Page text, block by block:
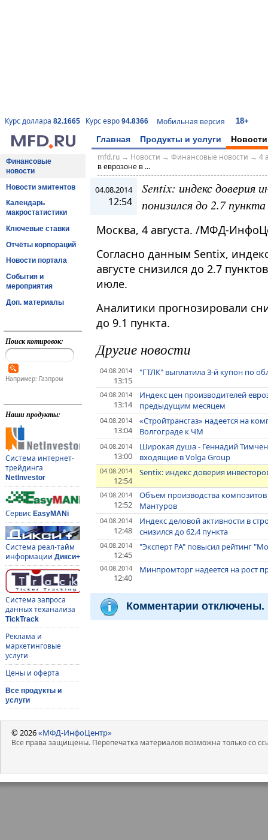
Курс доллара 82.1665 Курс евро 94.8366 Мобильная версия 18+
Главная Продукты и услуги Новости
Финансовые
новости
Новости эмитентов
Календарь
макростатистики
Ключевые ставки
Отчёты корпораций
Новости портала
События и
мероприятия
Доп. материалы
Поиск котировок:
Например: Газпром
Наши продукты:
Система интернет-
трейдинга
NetInvestor
Сервис EasyMANi
Система реал-тайм
информации Дикси+
Система запроса
данных теханализа
TickTrack
Реклама и
маркетинговые
услуги
Цены и оферта
Все продукты и
услуги
mfd.ru→ Новости → Финансовые новости → 4
в еврозоне в ...
04.08.2014
12:54
Sentix: индекс доверия
понизился до 2.7 пункта
Москва, 4 августа. /МФД-
Согласно данным Sentix,
августе снизился до 2.7
июле.
Аналитики прогнозировали
до 9.1 пункта.
Другие новости
04.08.2014
13:15
"ГТЛК" выплатила 3-й купон по
04.08.2014
13:14
Индекс цен производителей
предыдущим месяцем
04.08.2014
13:04
«Стройтрансгаз» надеется на
Волгограде к ЧМ
04.08.2014
13:00
Широкая душа - Геннадий
входящие в Volga Group
04.08.2014
12:54
Sentix: индекс доверия
04.08.2014
12:52
Объем производства композитов
Мантуров
04.08.2014
12:48
Индекс деловой активности в
снизился до 62.4 пункта
04.08.2014
12:45
"Эксперт РА" повысил рейтинг
04.08.2014
12:40
Минпромторг надеется на рост
Комментарии отключены.
© 2026«МФД-ИнфоЦентр»
Все права защищены. Перепечатка материалов возможна только со